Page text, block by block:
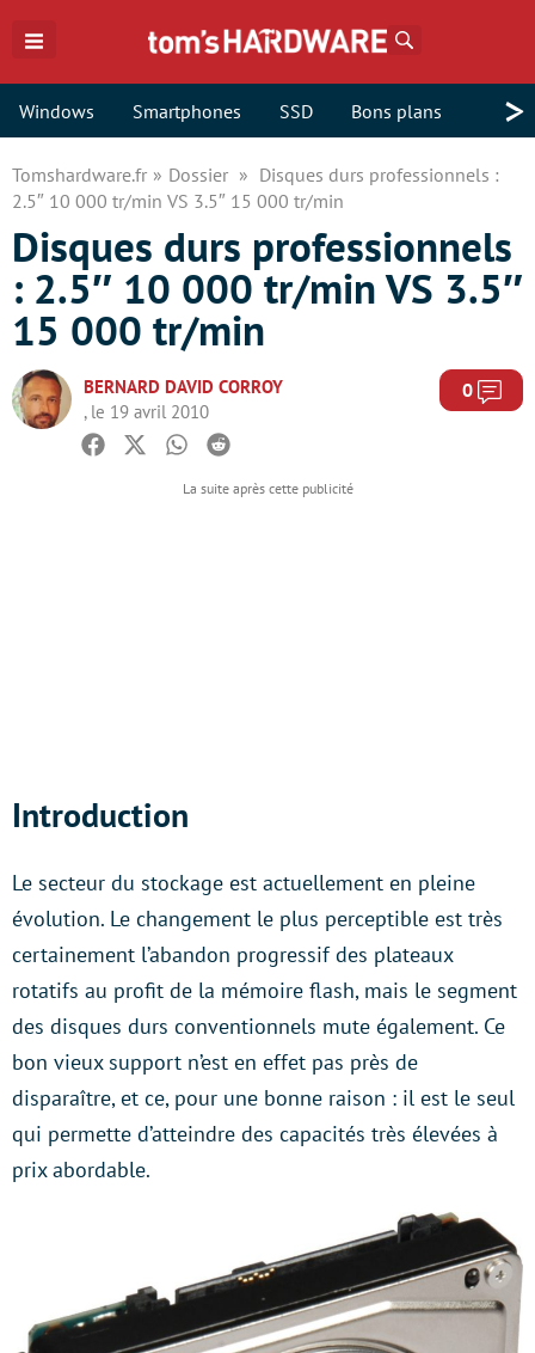
Windows Smartphones SSD Bons plans >
Tomshardware.fr Dossier
Disques durs professionnels :
2.5″ 10 000 tr/min VS 3.5″ 15 000 tr/min
Disques durs professionnels
: 2.5″ 10 000 tr/min VS 3.5″
15 000 tr/min
BERNARD DAVID CORROY
, le 19 avril 2010
0
Facebook
TwitterWhatsapp
Reddit
Introduction
Le secteur du stockage est actuellement en pleine
évolution. Le changement le plus perceptible est très
certainement l’abandon progressif des plateaux
rotatifs au profit de la mémoire flash, mais le segment
des disques durs conventionnels mute également. Ce
bon vieux support n’est en effet pas près de
disparaître, et ce, pour une bonne raison : il est le seul
qui permette d’atteindre des capacités très élevées à
prix abordable.